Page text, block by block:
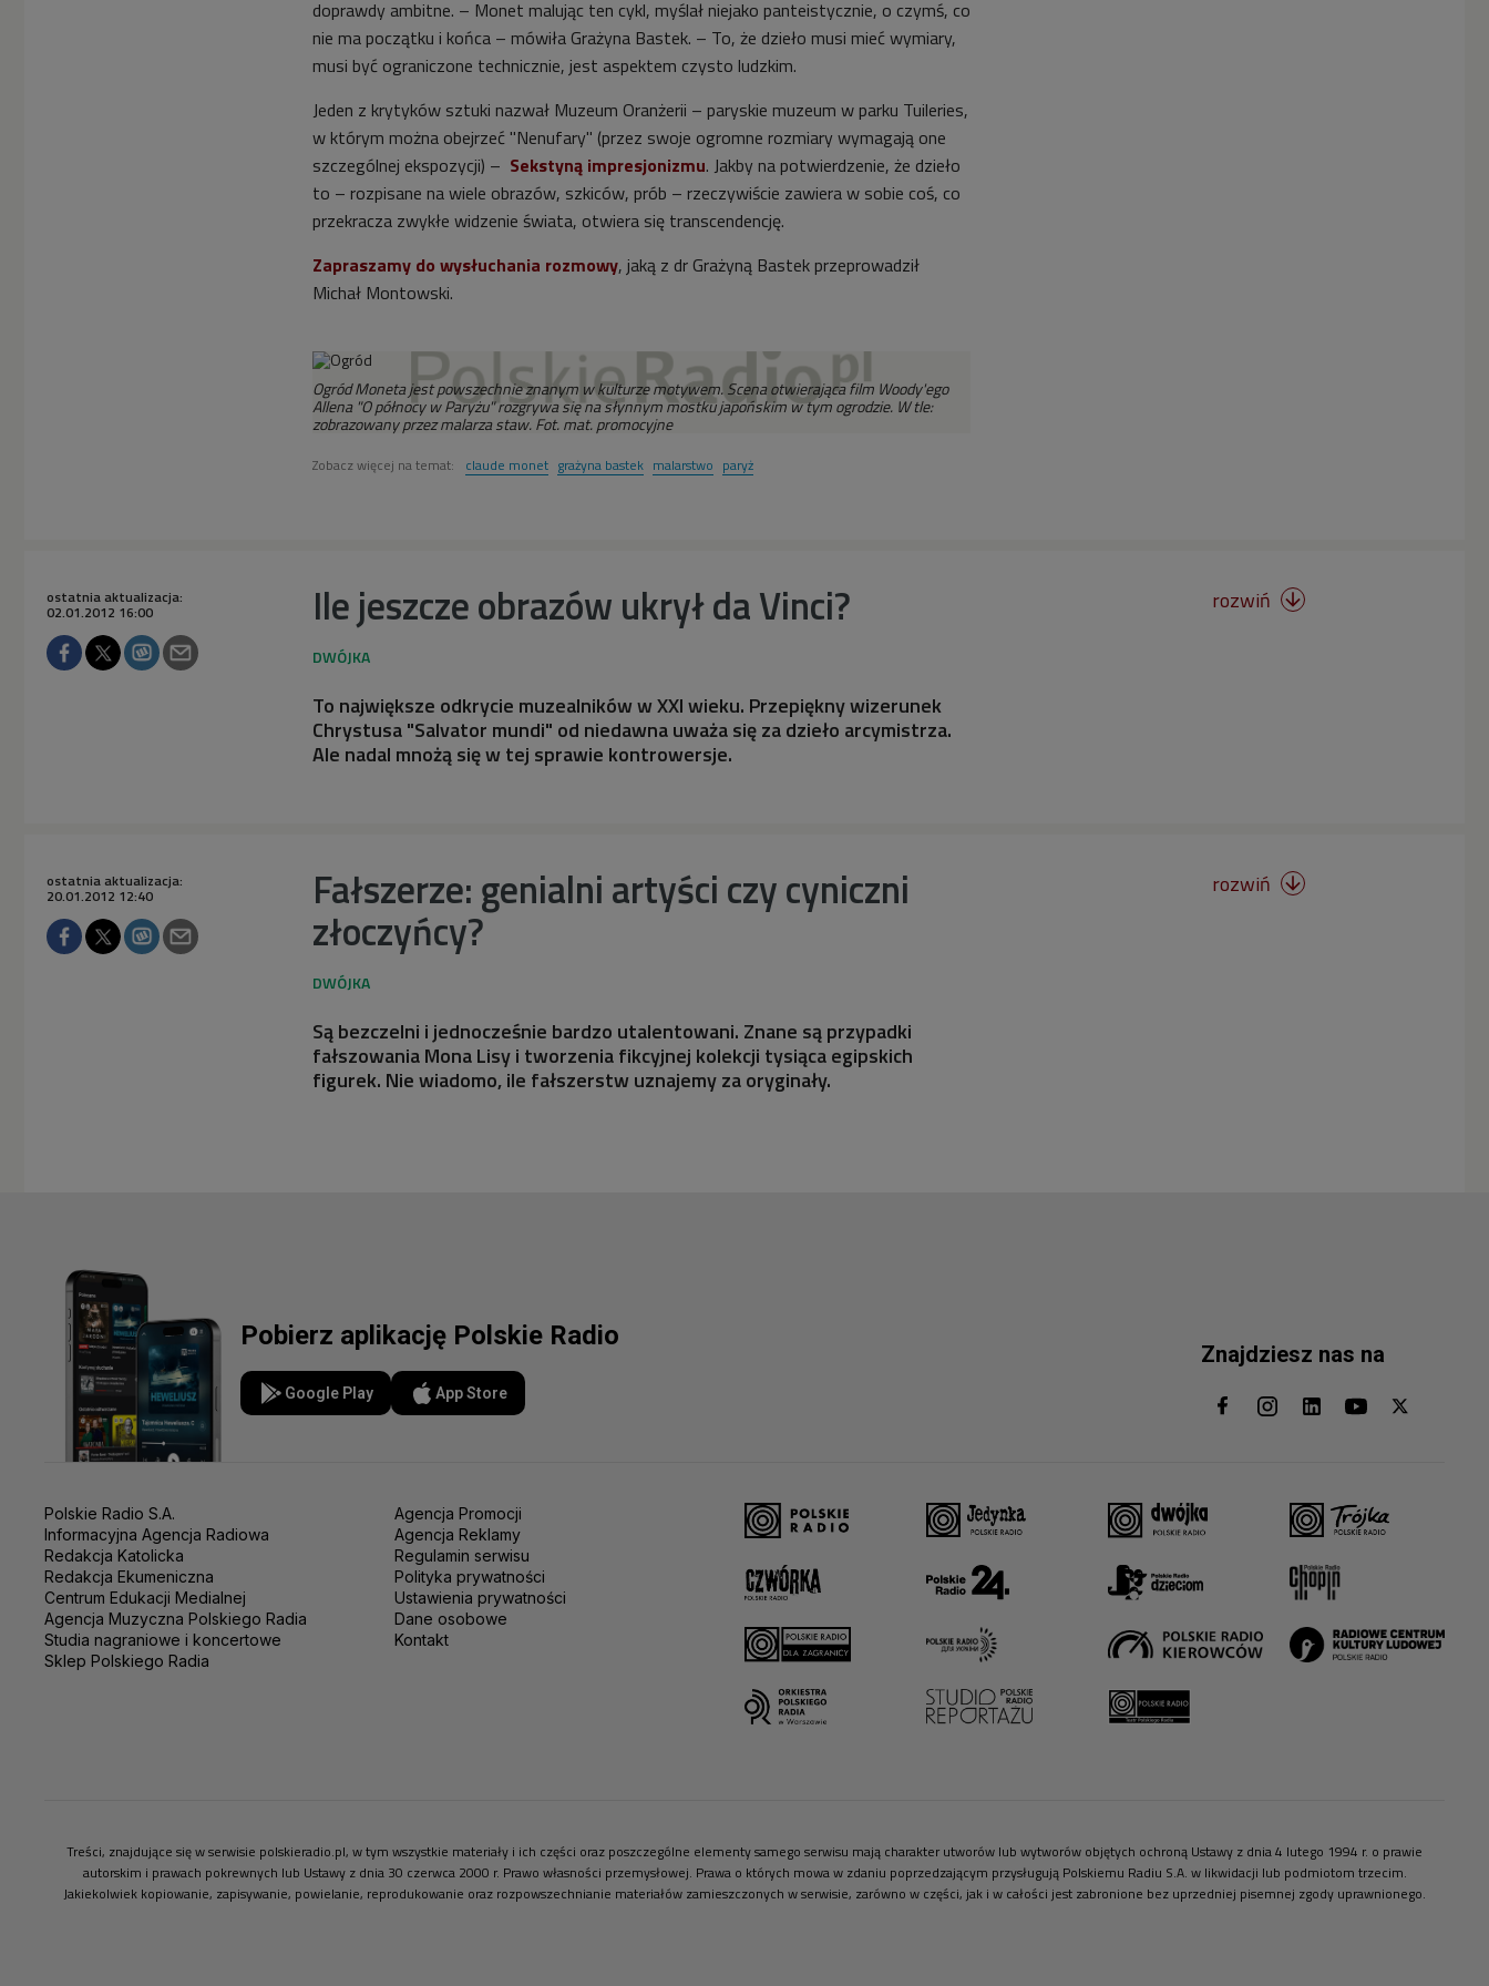
doprawdy ambitne. – Monet malując ten cykl, myślał niejako panteistycznie, o czymś, co
nie ma początku i końca – mówiła Grażyna Bastek. – To, że dzieło musi mieć wymiary,
musi być ograniczone technicznie, jest aspektem czysto ludzkim.
Jeden z krytyków sztuki nazwał Muzeum Oranżerii – paryskie muzeum w parku Tuileries,
w którym można obejrzeć "Nenufary" (przez swoje ogromne rozmiary wymagają one
szczególnej ekspozycji) – Sekstyną impresjonizmu. Jakby na potwierdzenie, że dzieło
to – rozpisane na wiele obrazów, szkiców, prób – rzeczywiście zawiera w sobie coś, co
przekracza zwykłe widzenie świata, otwiera się transcendencję.
Zapraszamy do wysłuchania rozmowy, jaką z dr Grażyną Bastek przeprowadził
Michał Montowski.
Ogród Moneta jest powszechnie znanym w kulturze motywem. Scena otwierająca film Woody'ego
Allena "O północy w Paryżu" rozgrywa się na słynnym mostku japońskim w tym ogrodzie. W tle:
zobrazowany przez malarza staw. Fot. mat. promocyjne
Zobacz więcej na temat: claude monet grażyna bastek malarstwo paryż
Ile jeszcze obrazów ukrył da Vinci?
ostatnia aktualizacja:
02.01.2012 16:00
To największe odkrycie muzealników w XXI wieku. Przepiękny wizerunek
Chrystusa "Salvator mundi" od niedawna uważa się za dzieło arcymistrza.
Ale nadal mnożą się w tej sprawie kontrowersje.
rozwiń 
Fałszerze: genialni artyści czy cyniczni
złoczyńcy?
ostatnia aktualizacja:
20.01.2012 12:40
Są bezczelni i jednocześnie bardzo utalentowani. Znane są przypadki
fałszowania Mona Lisy i tworzenia fikcyjnej kolekcji tysiąca egipskich
figurek. Nie wiadomo, ile fałszerstw uznajemy za oryginały.
rozwiń 
Pobierz aplikację Polskie Radio
Google Play App Store
Znajdziesz nas na
Polskie Radio S.A.
Informacyjna Agencja Radiowa
Redakcja Katolicka
Redakcja Ekumeniczna
Centrum Edukacji Medialnej
Agencja Muzyczna Polskiego Radia
Studia nagraniowe i koncertowe
Sklep Polskiego Radia
Agencja Promocji
Agencja Reklamy
Regulamin serwisu
Polityka prywatności
Ustawienia prywatności
Dane osobowe
Kontakt
Treści, znajdujące się w serwisie polskieradio.pl, w tym wszystkie materiały i ich części oraz poszczególne elementy samego serwisu mają charakter utworów lub wytworów objętych ochroną Ustawy z dnia 4 lutego 1994 r. o prawie
autorskim i prawach pokrewnych lub Ustawy z dnia 30 czerwca 2000 r. Prawo własności przemysłowej. Prawa o których mowa w zdaniu poprzedzającym przysługują Polskiemu Radiu S.A. w likwidacji lub podmiotom trzecim.
Jakiekolwiek kopiowanie, zapisywanie, powielanie, reprodukowanie oraz rozpowszechnianie materiałów zamieszczonych w serwisie, zarówno w części, jak i w całości jest zabronione bez uprzedniej pisemnej zgody uprawnionego.